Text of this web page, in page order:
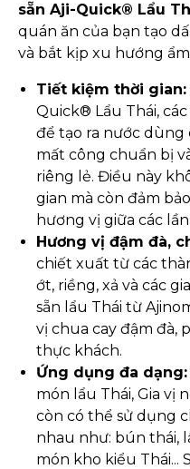
sẵn Aji-Quick® Lẩu
quán ăn của bạn tạo
và bắt kịp xu hướng
Tiết kiệm thời gian:
Quick® Lẩu Thái,
để tạo ra nước dùng
mất công chuẩn bị
riêng lẻ. Điều này
gian mà còn đảm
hương vị giữa các
Hương vị đậm đà,
chiết xuất từ các
ớt, riềng, xả và các
sẵn lẩu Thái từ
vị chua cay đậm đà,
thực khách.
Ứng dụng đa dạng:
món lẩu Thái, Gia vị
còn có thể sử dụng
nhau như: bún thái,
món kho kiểu Thái...